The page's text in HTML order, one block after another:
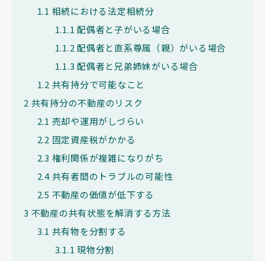
1.1 相続における法定相続分
1.1.1 配偶者と子がいる場合
1.1.2 配偶者と直系尊属（親）がいる場合
1.1.3 配偶者と兄弟姉妹がいる場合
1.2 共有持分で可能なこと
2 共有持分の不動産のリスク
2.1 売却や運用がしづらい
2.2 固定資産税がかかる
2.3 権利関係が複雑になりがち
2.4共有者間のトラブルの可能性
2.5 不動産の価値が低下する
3 不動産の共有状態を解消する方法
3.1 共有物を分割する
3.1.1 現物分割